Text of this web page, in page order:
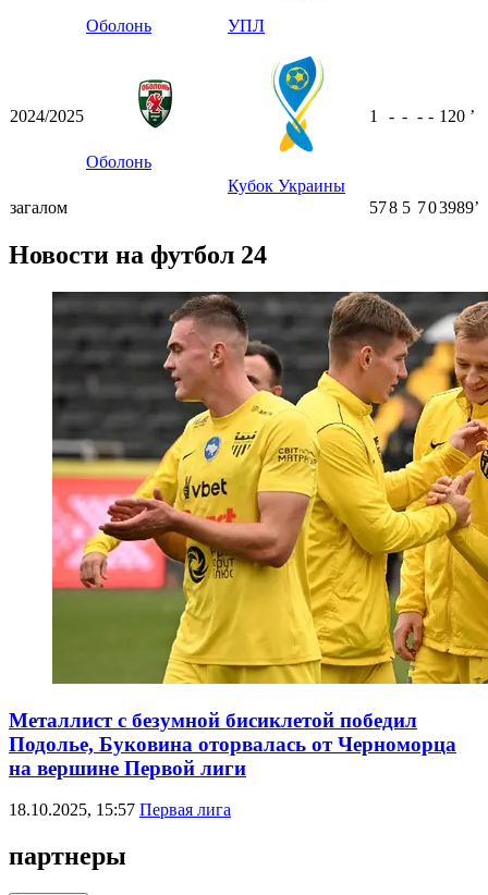
Оболонь УПЛ
2024/2025
Оболонь
Кубок Украины
1 - - - - 120 ʼ
загалом 578 5 703989ʼ
Новости на футбол 24
Металлист с безумной бисиклетой победил
Подолье, Буковина оторвалась от Черноморца
на вершине Первой лиги
18.10.2025, 15:57 Первая лига
партнеры